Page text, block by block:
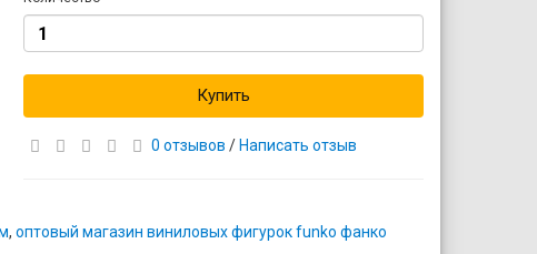
Купить
0 отзывов / Написать отзыв
, оптовый магазин виниловых фигурок funko фанко